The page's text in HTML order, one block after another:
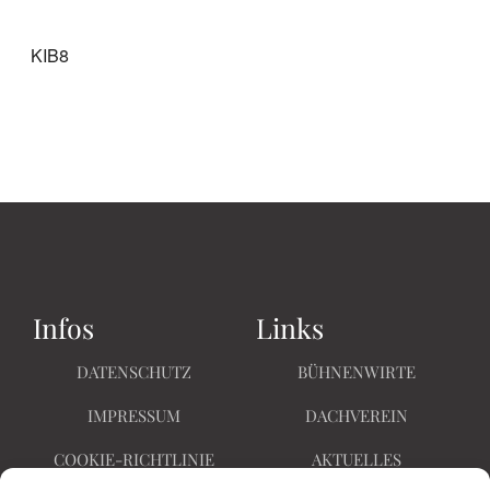
KIB8
Infos
DATENSCHUTZ
IMPRESSUM
COOKIE-RICHTLINIE
Links
BÜHNENWIRTE
DACHVEREIN
AKTUELLES